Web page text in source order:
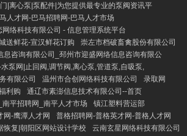
|离心泵|泵配件|为您提供最专业的泵阀资讯平
人才网-巴马招聘网-巴马人才市场
网络科技有限公司 - 信息管理系统平台
送鲜花-宣汉鲜花订购
崇左市档破畜禽股份有限公司
息咨询有限公司_邳州市迎盛网络信息咨询有限公
泵网|止回阀,调节阀,离心泵,管道泵,自吸泵,
有限公司
温州市合创网络科技有限公司
录取网
利购
通辽市素澎信息技术有限公司--首页
南平招聘网_南平人才市场
镇江塑料营运部
网-鹰潭人才网
普格招聘网-普格英才网-普格人才网
恢复|朝阳区网站设计学校
云南玄星网络科技有限公司